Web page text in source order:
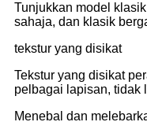
Tunjukkan model
sahaja, dan klasik
tekstur yang disikat
Tekstur yang disikat
pelbagai lapisan, tidak
Menebal dan